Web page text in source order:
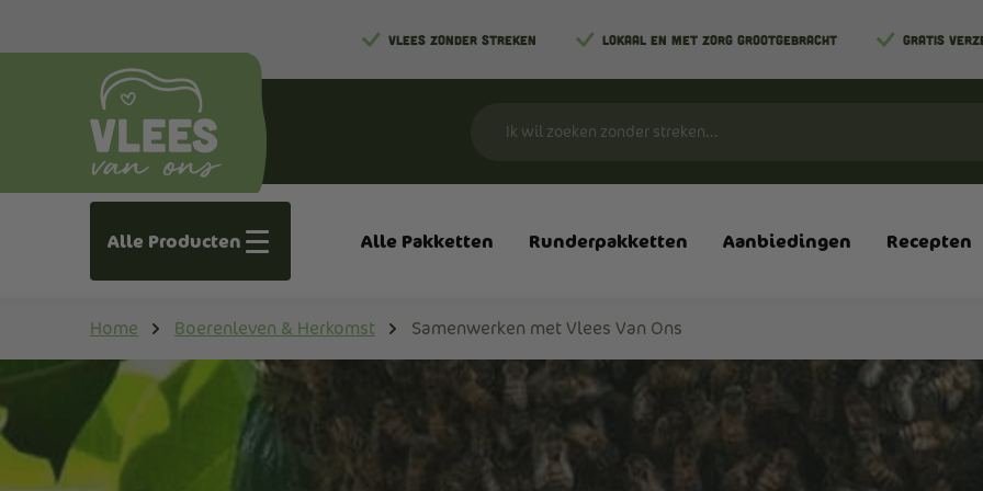
VLEES ZONDER STREKEN LOKAAL EN MET ZORG GROOTGEBRACHT GRATIS
Alle Producten Alle Pakketten Runderpakketten Aanbiedingen Recepten
Home Boerenleven & Herkomst Samenwerken met Vlees Van Ons